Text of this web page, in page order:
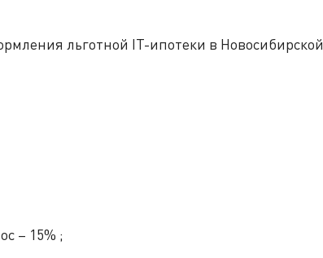
льготной IT-ипотеки в Новосибирской
– 15% ;